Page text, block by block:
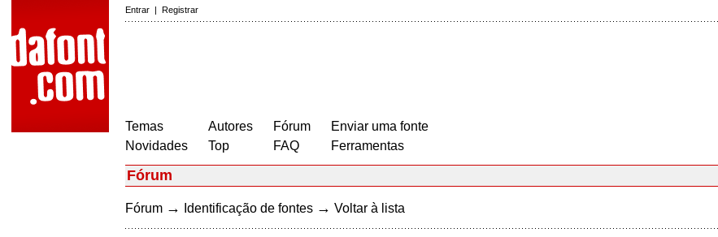
Entrar | Registrar
Temas
Novidades
Autores
Top
Fórum
FAQ
Enviar uma fonte
Ferramentas
Fórum
Fórum → Identificação de fontes → Voltar à lista